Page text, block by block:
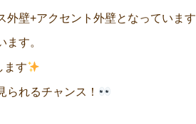
外壁+アクセント外壁となっています
す。
ます
れるチャンス！